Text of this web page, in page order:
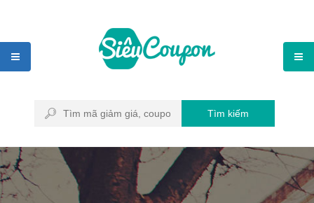
Tìm kiếm